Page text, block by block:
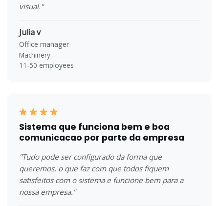
visual."
Julia v
Office manager
Machinery
11-50 employees
Sistema que funciona bem e boa
comunicacao por parte da empresa
"Tudo pode ser configurado da forma que
queremos, o que faz com que todos fiquem
satisfeitos com o sistema e funcione bem para a
nossa empresa."